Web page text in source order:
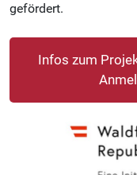
gefördert.
Infos zum